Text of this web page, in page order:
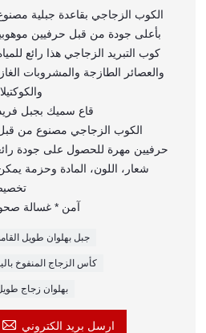
بأعلى جودة من قبل حرفيين
والعصائر الطازجة والمشروبات
* قاع سميك بجبل
حرفيين مهرة للحصول على جودة
آمن * غسالة
جبل بهلوان طويل
كأس الزجاج المنفوخ
بهلوان زجاج
 ارسل بريد الكتروني